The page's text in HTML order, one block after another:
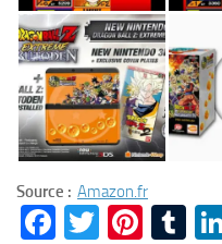
Source : Amazon.fr
Facebook
Twitter